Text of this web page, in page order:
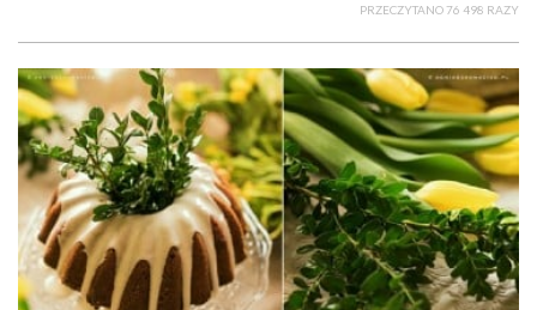
PRZECZYTANO 76 498 RAZY